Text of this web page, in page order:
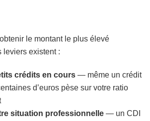
le montant le plus élevé
leviers existent :
crédits en cours — même un crédit
d’euros pèse sur votre ratio
situation professionnelle — un CDI